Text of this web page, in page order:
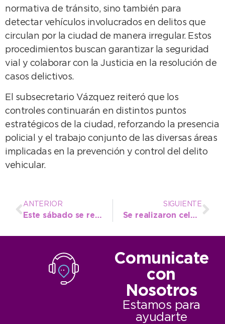
normativa de tránsito, sino también para
detectar vehículos involucrados en delitos que
circulan por la ciudad de manera irregular. Estos
procedimientos buscan garantizar la seguridad
vial y colaborar con la Justicia en la resolución de
casos delictivos.
El subsecretario Vázquez reiteró que los
controles continuarán en distintos puntos
estratégicos de la ciudad, reforzando la presencia
policial y el trabajo conjunto de las diversas áreas
implicadas en la prevención y control del delito
vehicular.
ANTERIOR
Este sábado se realizará una nueva jornada de Castración Masiva en Obras Sanitarias
SIGUIENTE
Se realizaron celebraciones de primavera para los chicos de los programas Envión y Barrio Adentro
Comunicate
con
Nosotros
Estamos para
ayudarte